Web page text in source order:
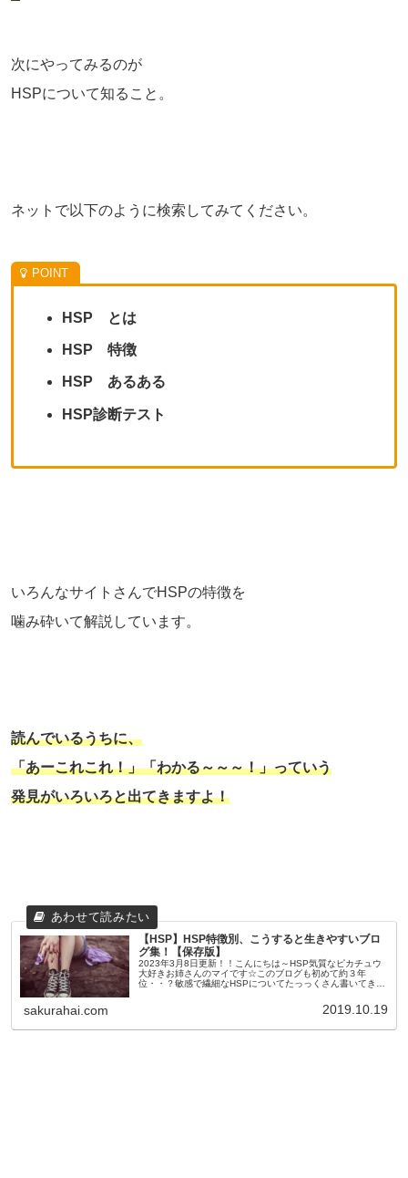
次にやってみるのが
HSPについて知ること。
ネットで以下のように検索してみてください。
HSP とは
HSP 特徴
HSP あるある
HSP診断テスト
いろんなサイトさんでHSPの特徴を
噛み砕いて解説しています。
読んでいるうちに、
「あーこれこれ！」「わかる～～～！」っていう
発見がいろいろと出てきますよ！
【HSP】HSP特徴別、こうすると生きやすいブロ
グ集！【保存版】
2023年3月8日更新！！こんにちは～HSP気質なピカチュウ
大好きお姉さんのマイです☆このブログも初めて約３年
位・・？敏感で繊細なHSPについてたっっくさん書いてきま
sakurahai.com 2019.10.19